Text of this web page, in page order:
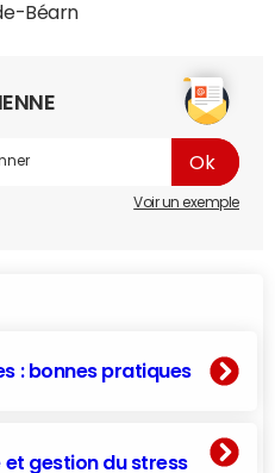
Béarn
Voir un exemple
: bonnes pratiques
et gestion du stress